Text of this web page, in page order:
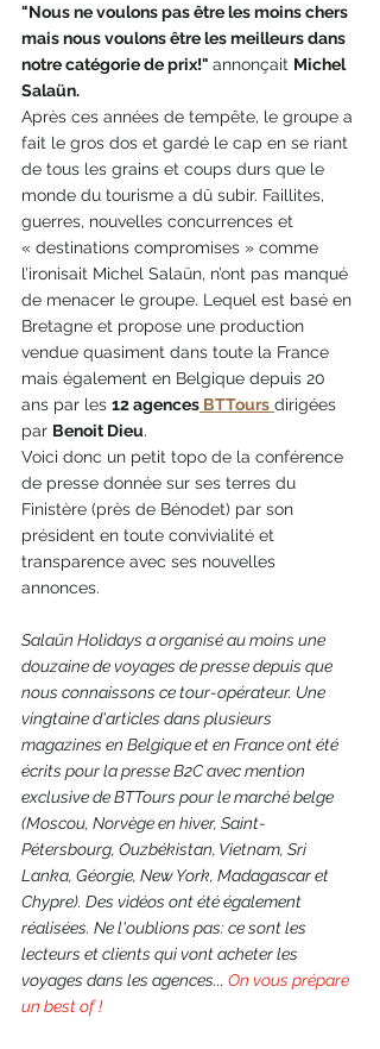
"Nous ne voulons pas être les moins chers
mais nous voulons être les meilleurs dans
notre catégorie de prix!" annonçait Michel
Salaün.
Après ces années de tempête, le groupe a
fait le gros dos et gardé le cap en se riant
de tous les grains et coups durs que le
monde du tourisme a dû subir. Faillites,
guerres, nouvelles concurrences et
« destinations compromises » comme
l’ironisait Michel Salaün, n’ont pas manqué
de menacer le groupe. Lequel est basé en
Bretagne et propose une production
vendue quasiment dans toute la France
mais également en Belgique depuis 20
ans par les 12 agences BTTours dirigées
par Benoit Dieu.
Voici donc un petit topo de la conférence
de presse donnée sur ses terres du
Finistère (près de Bénodet) par son
président en toute convivialité et
transparence avec ses nouvelles
annonces.
Salaün Holidays a organisé au moins une
douzaine de voyages de presse depuis que
nous connaissons ce tour-opérateur. Une
vingtaine d'articles dans plusieurs
magazines en Belgique et en France ont été
écrits pour la presse B2C avec mention
exclusive de BTTours pour le marché belge
(Moscou, Norvège en hiver, Saint-
Pétersbourg, Ouzbékistan, Vietnam, Sri
Lanka, Géorgie, New York, Madagascar et
Chypre). Des vidéos ont été également
réalisées. Ne l'oublions pas: ce sont les
lecteurs et clients qui vont acheter les
voyages dans les agences... On vous prépare
un best of !